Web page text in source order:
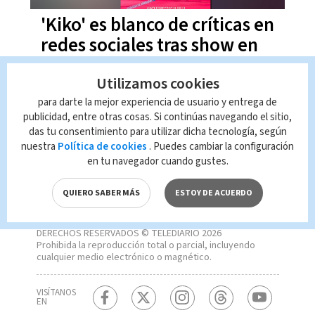
'Kiko' es blanco de críticas en
redes sociales tras show en
Honduras (VIDEO)
DERECHOS RESERVADOS © TELEDIARIO 2026
Prohibida la reproducción total o parcial, incluyendo
cualquier medio electrónico o magnético.
VISÍTANOS
EN
Utilizamos cookies
para darte la mejor experiencia de usuario y entrega de
publicidad, entre otras cosas. Si continúas navegando el sitio,
das tu consentimiento para utilizar dicha tecnología, según
nuestra Política de cookies . Puedes cambiar la configuración
en tu navegador cuando gustes.
QUIERO SABER MÁS ESTOY DE ACUERDO